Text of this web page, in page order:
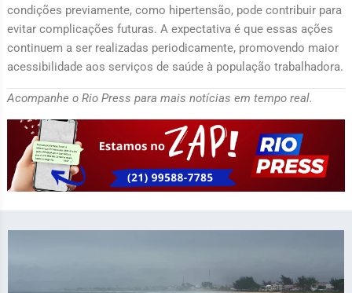
condições previamente, como hipertensão, pode contribuir para
evitar complicações futuras. A expectativa é que essas ações
continuem a ser realizadas periodicamente, promovendo maior
acessibilidade aos serviços de saúde à população trabalhadora.
Acompanhe o Rio Press para mais notícias em tempo real.